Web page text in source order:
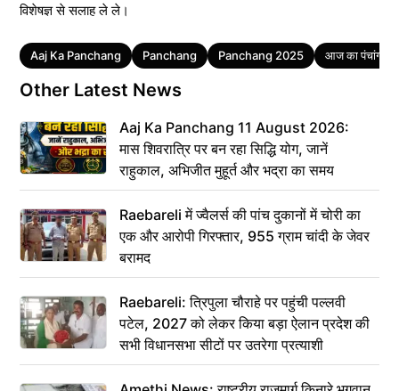
विशेषज्ञ से सलाह ले ले।
Tags
Aaj Ka Panchang Panchang Panchang 2025 आज का पंचांग
Other Latest News
Aaj Ka Panchang 11 August 2026:
मास शिवरात्रि पर बन रहा सिद्धि योग, जानें
राहुकाल, अभिजीत मुहूर्त और भद्रा का समय
Raebareli में ज्वैलर्स की पांच दुकानों में चोरी का
एक और आरोपी गिरफ्तार, 955 ग्राम चांदी के जेवर
बरामद
Raebareli: त्रिपुला चौराहे पर पहुंची पल्लवी
पटेल, 2027 को लेकर किया बड़ा ऐलान प्रदेश की
सभी विधानसभा सीटों पर उतरेगा प्रत्याशी